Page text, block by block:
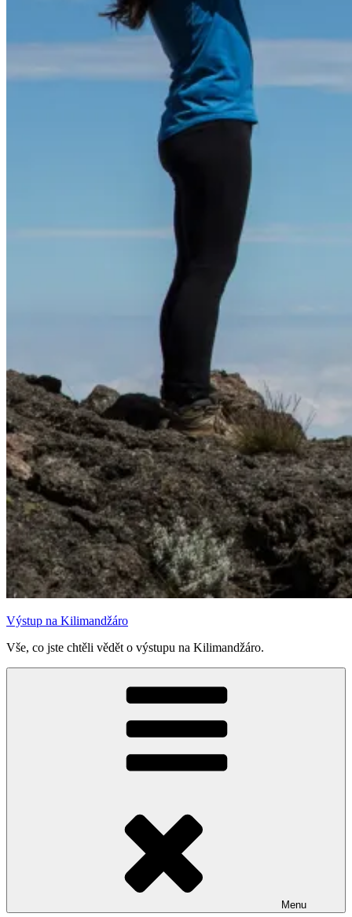
Výstup na Kilimandžáro
Vše, co jste chtěli vědět o výstupu na Kilimandžáro.
Menu